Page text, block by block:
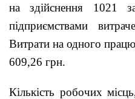
на здійснення 1021
підприємствами
Витрати на одного
609,26 грн.
Кількість робочих